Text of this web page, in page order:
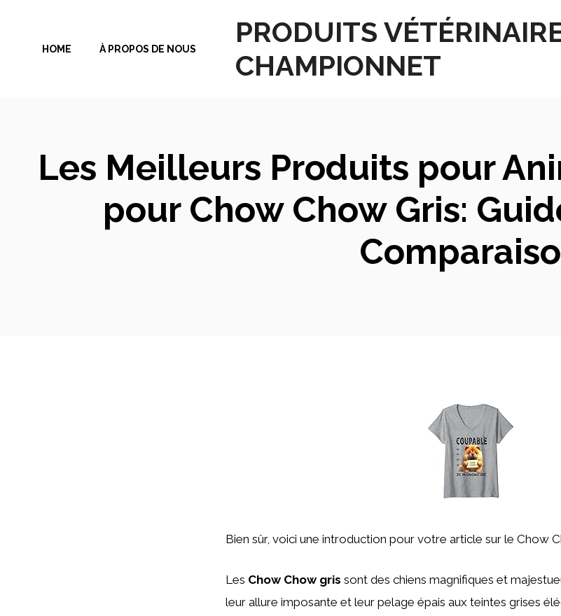
contenu
PRODUITS
CHAMPIONNET
HOME À PROPOS DE NOUS
Les Meilleurs Produits pour
pour Chow Chow Gris:
Bien sûr, voici une introduction pour votre article sur le Chow
Les Chow Chow gris sont des chiens magnifiques et
leur allure imposante et leur pelage épais aux teintes grises